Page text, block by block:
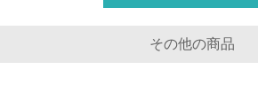
その他の商品